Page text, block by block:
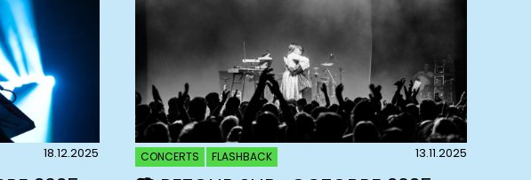
18.12.2025 CONCERTS FLASHBACK 13.11.2025